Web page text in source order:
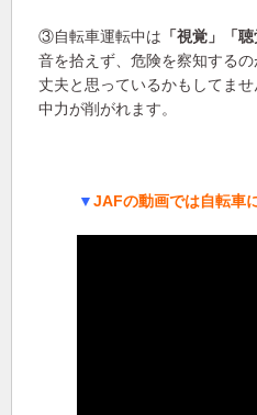
③自転車運転中は 「視覚」「聴
音を拾えず、危険を察知する
丈夫と思っているかもしてま
中力が削がれます。
▼JAFの動画では自転車